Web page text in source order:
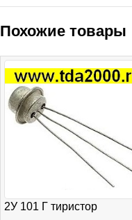
Похожие товары
2У 101 Г тиристор